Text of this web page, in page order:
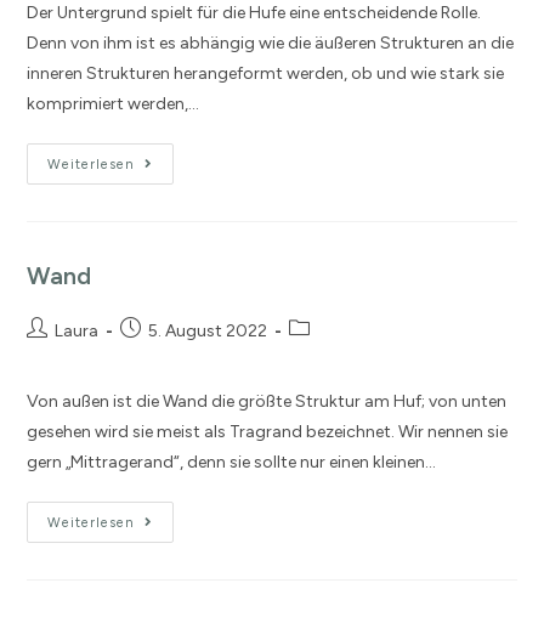
Der Untergrund spielt für die Hufe eine entscheidende Rolle.
Denn von ihm ist es abhängig wie die äußeren Strukturen an die
inneren Strukturen herangeformt werden, ob und wie stark sie
komprimiert werden,…
Weiterlesen
Wand
Laura 5. August 2022
Von außen ist die Wand die größte Struktur am Huf; von unten
gesehen wird sie meist als Tragrand bezeichnet. Wir nennen sie
gern „Mittragerand“, denn sie sollte nur einen kleinen…
Weiterlesen